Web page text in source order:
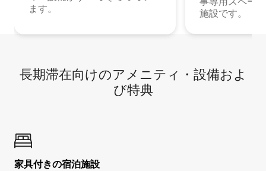
ます。
施設です。
長期滞在向け⁠のア⁠メ⁠ニ⁠テ⁠ィ⁠・設⁠備⁠およ
び特⁠典
家具付き⁠の宿⁠泊⁠施⁠設